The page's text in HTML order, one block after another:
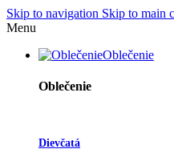
Skip to navigation Skip to main
Menu
Oblečenie
Oblečenie
Dievčatá